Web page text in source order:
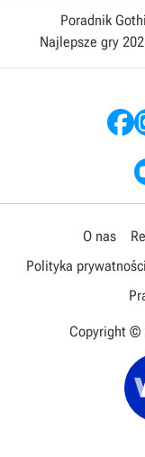
Poradnik
Najlepsze gry
O nas
Polityka prywatności
Copyright ©